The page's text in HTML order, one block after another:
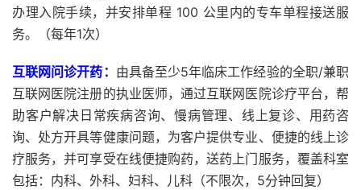
办理入院手续，并安排单程 100 公里内的专车单程接送服
务。（每年1次）
互联网问诊开药： 由具备至少5年临床工作经验的全职/兼职
互联网医院注册的执业医师，通过互联网医院诊疗平台，帮
助客户解决日常疾病咨询、慢病管理、线上复诊、用药咨
询、处方开具等健康问题，为客户提供专业、便捷的线上诊
疗服务，并可享受在线便捷购药，送药上门服务，覆盖科室
包括：内科、外科、妇科、儿科（不限次，5分钟回复）